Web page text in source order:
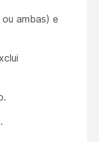
ambas) e